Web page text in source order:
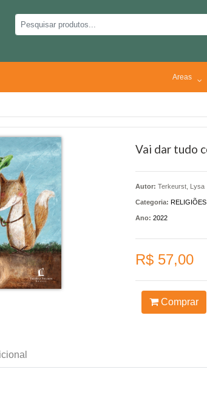
Areas
Vai dar tudo
Autor: Terkeurst, Lysa
Categoria:
Ano: 2022
R$ 57,00
Comprar